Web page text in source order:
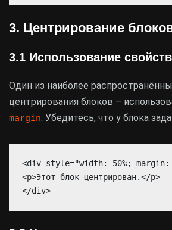
3. Центрирование
3.1 Использование
Один из наиболее
центрирования блоков –
margin. Убедитесь, что у блока
<div style="width: 50%;
<p>Этот блок центрирован.</p>
</div>